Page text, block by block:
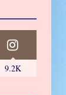
9.2K